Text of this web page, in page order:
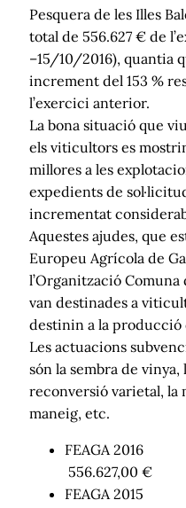
Pesquera de les Illes
total de 556.627 € de
–15/10/2016), quantia
increment del 153 %
l’exercici anterior.
La bona situació que
els viticultors es
millores a les
expedients de
incrementat
Aquestes ajudes, que
Europeu Agrícola de
l’Organització
van destinades a
destinin a la
Les actuacions
són la sembra de vinya,
reconversió varietal, la
maneig, etc.
FEAGA
556.627,00 €
FEAGA